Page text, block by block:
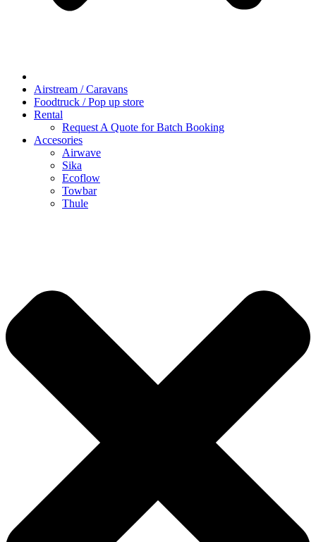
Airstream / Caravans
Foodtruck / Pop up store
Rental
Request A Quote for Batch Booking
Accesories
Airwave
Sika
Ecoflow
Towbar
Thule